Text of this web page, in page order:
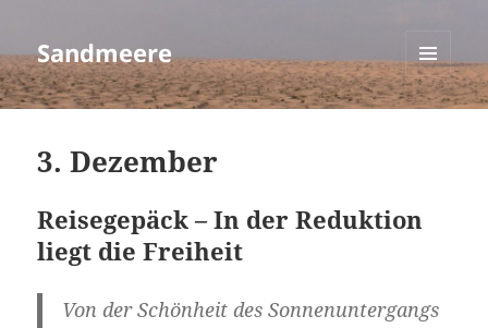
Sandmeere
MENÜ
UND
3. Dezember
Reisegepäck – In der Reduktion
liegt die Freiheit
Von der Schönheit des Sonnenuntergangs